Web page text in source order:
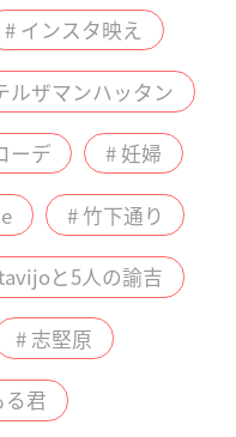
# インスタ映え
ルザマンハッタン
ーデ # 妊婦
# 竹下通り
と5人の諭吉
# 志堅原
君